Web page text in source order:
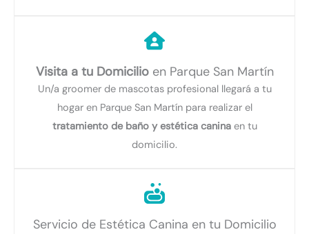
Visita a tu Domicilioen Parque San Martín
Un/a groomer de mascotas profesional llegará a tu
hogar en Parque San Martín para realizar el
tratamiento de baño y estética caninaen tu
domicilio.
Servicio de Estética Canina en tu Domicilio